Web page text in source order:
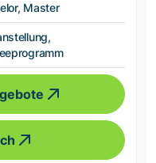
Master